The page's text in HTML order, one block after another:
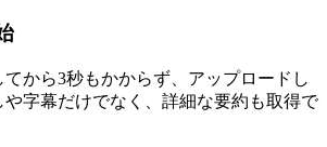
から3秒もかからず、アップロードし
字幕だけでなく、詳細な要約も取得で